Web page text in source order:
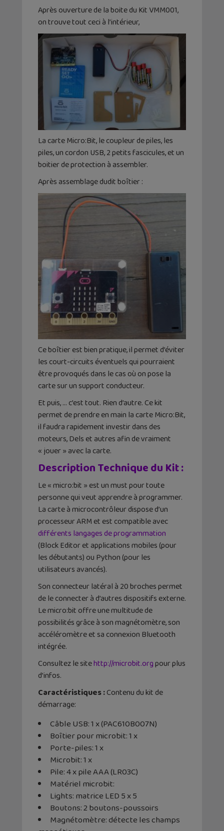
Après ouverture de la boite du Kit VMM001,
on trouve tout ceci à l’intérieur,
La carte Micro:Bit, le coupleur de piles, les
piles, un cordon USB, 2 petits fascicules, et un
boitier de protection à assembler.
Après assemblage dudit boîtier :
Ce boîtier est bien pratique, il permet d’éviter
les court-circuits éventuels qui pourraient
être provoqués dans le cas où on pose la
carte sur un support conducteur.
Et puis, … c’est tout. Rien d’autre. Ce kit
permet de prendre en main la carte Micro:Bit,
il faudra rapidement investir dans des
moteurs, Dels et autres afin de vraiment
« jouer » avec la carte.
Description Technique du Kit :
Le « micro:bit » est un must pour toute
personne qui veut apprendre à programmer.
La carte à microcontrôleur dispose d’un
processeur ARM et est compatible avec
différents langages de programmation
(Block Editor et applications mobiles (pour
les débutants) ou Python (pour les
utilisateurs avancés).
Son connecteur latéral à 20 broches permet
de le connecter à d’autres dispositifs externe.
Le micro:bit offre une multitude de
possibilités grâce à son magnétomètre, son
accéléromètre et sa connexion Bluetooth
intégrée.
Consultez le sitehttp://microbit.orgpour plus
d’infos.
Caractéristiques :Contenu du kit de
démarrage:
Câble USB: 1 x (PAC610B007N)
Boîtier pour microbit: 1 x
Porte-piles: 1 x
Microbit: 1 x
Pile: 4 x pile AAA (LR03C)
Matériel microbit:
Lights: matrice LED 5 x 5
Boutons: 2 boutons-poussoirs
Magnétomètre: détecte les champs